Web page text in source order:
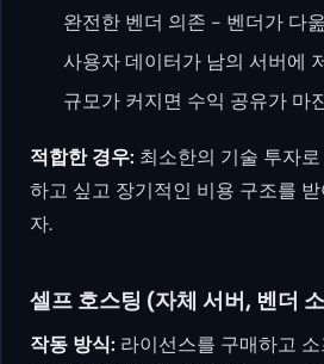
완전한 벤더 의존 - 벤더가 다
사용자 데이터가 남의 서버에
규모가 커지면 수익 공유가 마
적합한 경우: 최소한의 기술 투자
하고 싶고 장기적인 비용 구조를
자.
셀프 호스팅 (자체 서버, 벤더
작동 방식: 라이선스를 구매하고